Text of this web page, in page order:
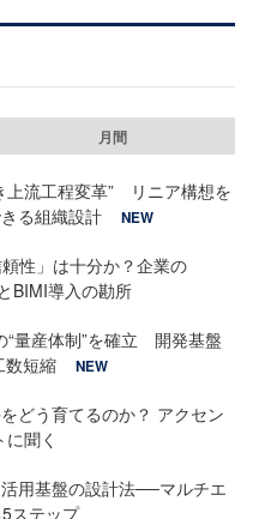
月間
上流工程変革” リニア構想を
る組織設計
NEW
性」は十分か？企業の
BIMI導入の勘所
“量産体制”を確立 開発基盤
数短縮
NEW
どう育てるのか？ アクセン
聞く
用基盤の設計法──マルチエ
ステップ